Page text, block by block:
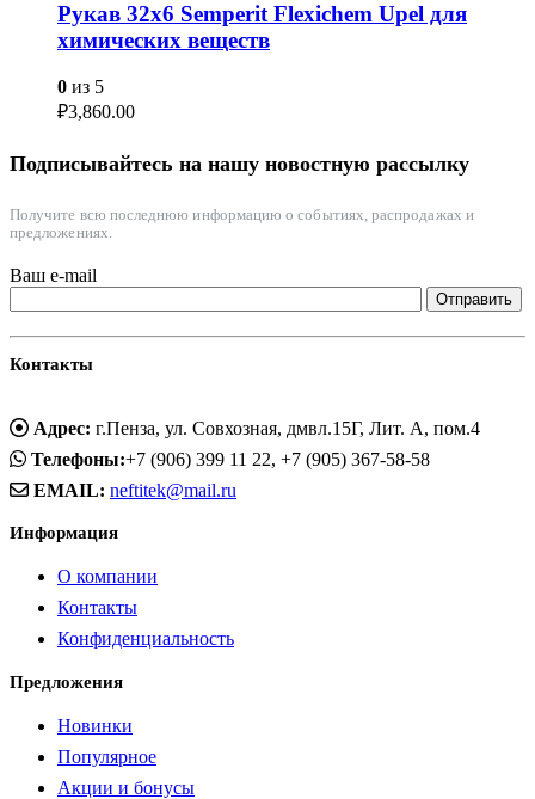
Рукав 32х6 Semperit Flexichem Upel для
химических веществ
0 из 5
₽3,860.00
Подписывайтесь на нашу новостную рассылку
Получите всю последнюю информацию о событиях, распродажах и
предложениях.
Ваш e-mail
Контакты
Адрес: г.Пенза, ул. Совхозная, дмвл.15Г, Лит. А, пом.4
Телефоны:+7 (906) 399 11 22, +7 (905) 367-58-58
EMAIL: neftitek@mail.ru
Информация
О компании
Контакты
Конфиденциальность
Предложения
Новинки
Популярное
Акции и бонусы